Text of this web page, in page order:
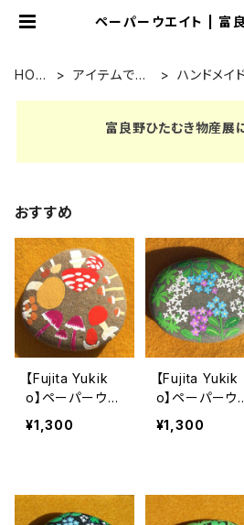
ペーパーウエイト | 富
HOM
アイテムで探
ハンドメイ
富良野ひたむき物産展
おすすめ
【Fujita Yukik
o】ペーパーウエ
イト（森のきのこ
１）
¥1,300
【Fujita Yukik
o】ペーパーウ
イト（Flowers
３）
¥1,300